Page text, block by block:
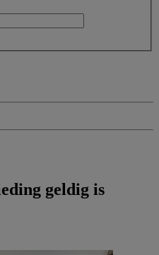
geldig is